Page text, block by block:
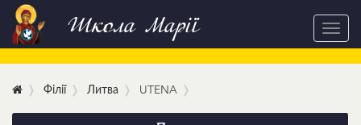
Школа Марії
Філії Литва UTENA